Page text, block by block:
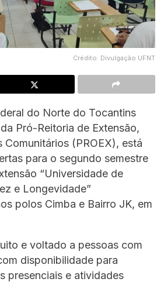
Crédito: Divulgação UFNT
do Norte do Tocantins
Pró-Reitoria de Extensão,
Comunitários (PROEX), está
para o segundo semestre
“Universidade de
e Longevidade”
polos Cimba e Bairro JK, em
e voltado a pessoas com
disponibilidade para
presenciais e atividades